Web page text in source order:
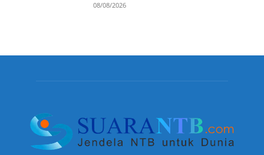
08/08/2026